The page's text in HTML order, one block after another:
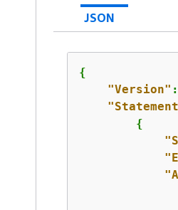
JSON
{
"Version" :
{